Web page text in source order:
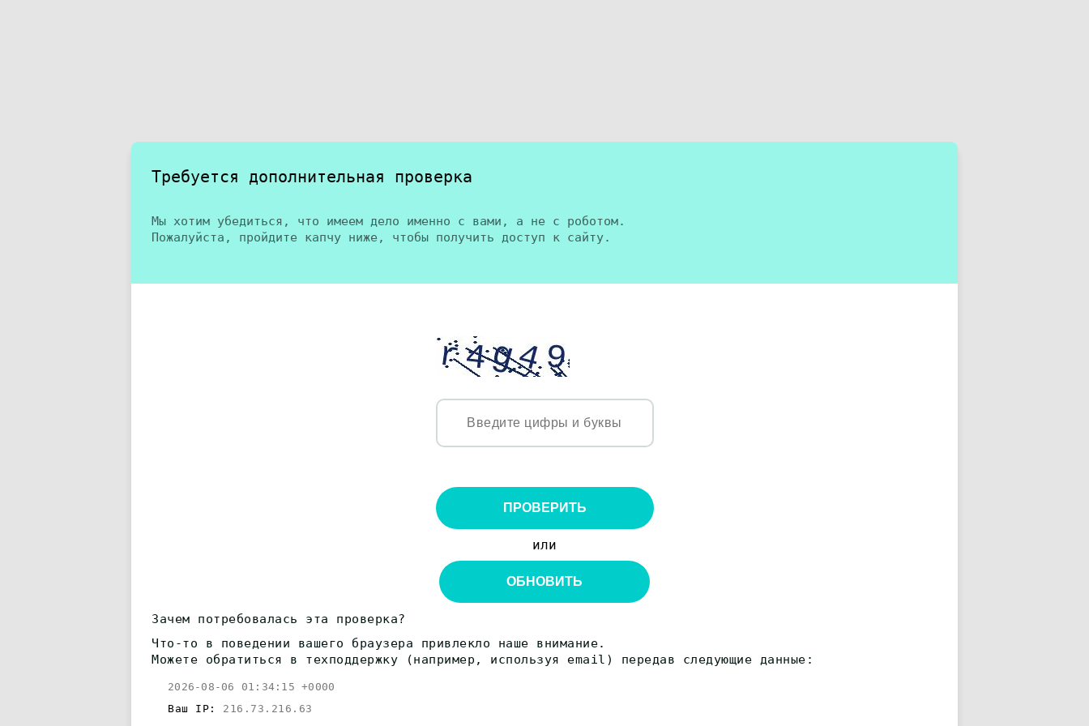
Требуется дополнительная проверка
Мы хотим убедиться, что имеем дело именно с вами, а не с роботом.
Пожалуйста, пройдите капчу ниже, чтобы получить доступ к сайту.
ПРОВЕРИТЬ
или
ОБНОВИТЬ
Зачем потребовалась эта проверка?
Что-то в поведении вашего браузера привлекло наше внимание.
Можете обратиться в техподдержку (например, используя email) передав следующие данные:
2026-08-06 01:34:15 +0000
Ваш IP: 216.73.216.63